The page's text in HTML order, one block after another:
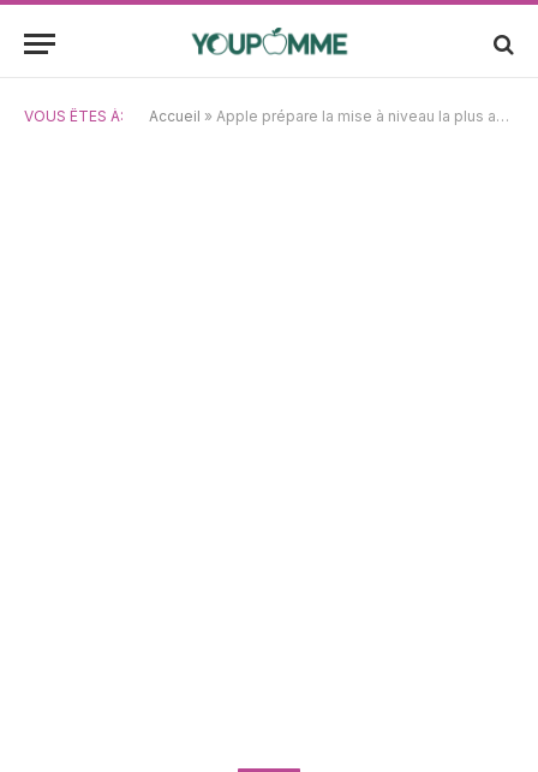
VOUS ÊTES À: Accueil » Apple prépare la mise à niveau la plus ambitieuse jamais réalisée sur l’iPhone